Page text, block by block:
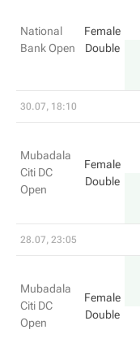
National
Bank Open
Female
Double
30.07, 18:10
Mubadala
Citi DC
Open
Female
Double
28.07, 23:05
Mubadala
Citi DC
Open
Female
Double